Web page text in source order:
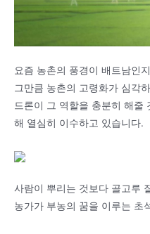
요즘 농촌의 풍경이 배트남인
그만큼 농촌의 고령화가 심각
드론이 그 역할을 충분히 해줄
해 열심히 이수하고 있습니다.
사람이 뿌리는 것보다 골고루
농가가 부농의 꿈을 이루는 초